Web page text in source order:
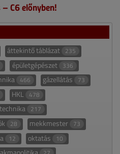
C6 előnyben!
áttekintő táblázat 235
épületgépészet 336
466 gázellátás 73
HKL 478
217
28 mekkmester 73
12 oktatás 10